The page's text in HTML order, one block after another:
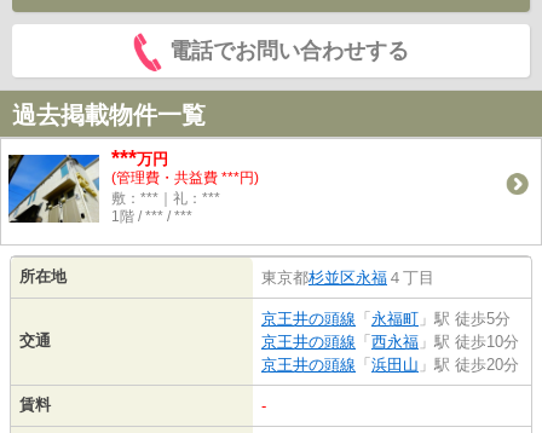
電話でお問い合わせする
過去掲載物件一覧
***万円
(管理費・共益費 ***円)
敷：***｜礼：***
1階 / *** / ***
所在地 東京都杉並区永福 ４丁目
交通
京王井の頭線 「 永福町 」駅 徒歩5分
京王井の頭線 「 西永福 」駅 徒歩10分
京王井の頭線 「 浜田山 」駅 徒歩20分
賃料 -